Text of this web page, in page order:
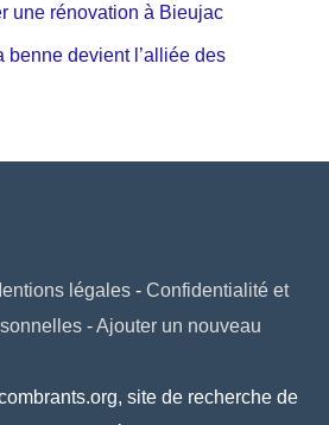
une rénovation à Bieujac
benne devient l’alliée des
légales- Confidentialité et
-Ajouter un nouveau
site de recherche de